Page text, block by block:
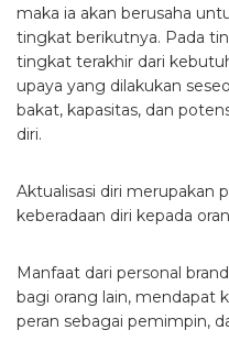
maka ia akan berusaha
tingkat berikutnya. Pada
tingkat terakhir dari
upaya yang dilakukan
bakat, kapasitas, dan
diri.
Aktualisasi diri merupakan
keberadaan diri kepada
Manfaat dari personal
bagi orang lain, mendapat
peran sebagai pemimpin,